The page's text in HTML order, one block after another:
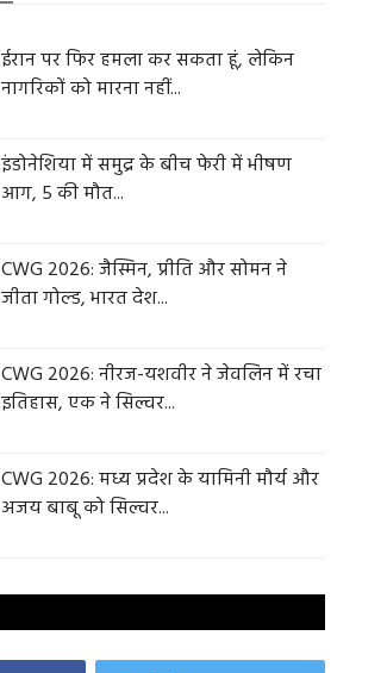
ईरान पर फिर हमला कर सकता हूं, लेकिन
नागरिकों को मारना नहीं...
इंडोनेशिया में समुद्र के बीच फेरी में भीषण
आग, 5 की मौत...
CWG 2026: जैस्मिन, प्रीति और सोमन ने
जीता गोल्ड, भारत देश...
CWG 2026: नीरज-यशवीर ने जेवलिन में रचा
इतिहास, एक ने सिल्वर...
CWG 2026: मध्य प्रदेश के यामिनी मौर्य और
अजय बाबू को सिल्वर...